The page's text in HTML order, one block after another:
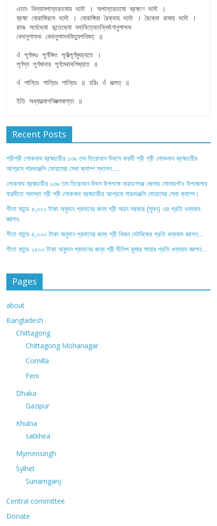
এতাং বিদ্যামপান্তরতমায় দদৌ । অপান্তরতমো ব্রহ্মণে দদৌ ।
ব্রহ্মা ঘোরাঙ্গিরসে দদৌ । ঘোরাঙ্গিরা রৈক্বায় দদৌ । রৈক্বো রামায় দদৌ ।
রামঃ সর্বেভ্যো ভূতেভ্যো দদাবিত্যেতন্নির্বাণানুশাসনং
বেদানুশাসনং বেদানুশাসনমিত্যুপনিষত্ ॥
ওঁ পূর্ণমদঃ পূর্ণমিদং পূর্ণাত্পূর্ণমুদচ্যতে ।
পূর্ণস্য পূর্ণমাদায় পূর্ণমেবাবশিষ্যতে ॥
ওঁ শান্তিঃ শান্তিঃ শান্তিঃ ॥ হরিঃ ওঁ তত্সত্ ॥
ইতি অধ্যাত্মোপনিষত্সমাপ্তা ॥
Recent Posts
শ্রীশ্রী লোকনাথ ব্রহ্মচারীর ১৩৬ তম তিরোধান দিবসে বারদী শ্রী শ্রী লোকনাথ ব্রহ্মচারীর
আশ্রমে শারদাঞ্জলি ফোরামের সেবা ক্যাম্প স্থাপন…..
লোকনাথ ব্রহ্মচারীর ১৩৬ তম তিরোধান দিবস উপলক্ষে নারায়ণগঞ্জ জেলার সোনারগাঁও উপজেলার
বারদীতে অবস্থা শ্রী শ্রী লোকনাথ ব্রহ্মচারীর আশ্রমে শারদাঞ্জলি ফোরামের সেবা ক্যাম্প।
গীতা ফান্ডে ৫,০০১ টাকা অনুদান প্রদানের জন্য শ্রী অয়ন সরকার (সুমন) এর প্রতি ধন্যবাদ
জ্ঞাপন.
গীতা ফান্ডে ৫,০০০ টাকা অনুদান প্রদানের জন্য শ্রী বিজন ভৌমিকের প্রতি ধন্যবাদ জ্ঞাপন…
গীতা ফান্ডে ১৫০০ টাকা অনুদান প্রদানের জন্য শ্রী দীলিপ কুমার সাহার প্রতি ধন্যবাদ জ্ঞাপন…
Pages
about
Bangladesh
Chittagong
Chittagong Mohanagar
Comilla
Feni
Dhaka
Gazipur
Khulna
satkhira
Mymensingh
Sylhet
Sunamganj
Central committee
Donate